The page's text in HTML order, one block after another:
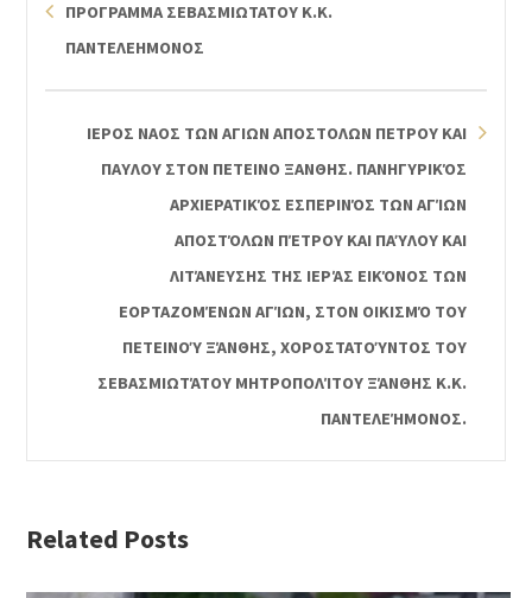
ΠΡΟΓΡΑΜΜΑ ΣΕΒΑΣΜΙΩΤΑΤΟΥ Κ.Κ.
ΠΑΝΤΕΛΕΗΜΟΝΟΣ
ΙΕΡΟΣ ΝΑΟΣ ΤΩΝ ΑΓΙΩΝ ΑΠΟΣΤΟΛΩΝ ΠΕΤΡΟΥ ΚΑΙ
ΠΑΥΛΟΥ ΣΤΟΝ ΠΕΤΕΙΝΟ ΞΑΝΘΗΣ. ΠΑΝΗΓΥΡΙΚΌΣ
ΑΡΧΙΕΡΑΤΙΚΌΣ ΕΣΠΕΡΙΝΌΣ ΤΩΝ ΑΓΊΩΝ
ΑΠΟΣΤΌΛΩΝ ΠΈΤΡΟΥ ΚΑΙ ΠΑΎΛΟΥ ΚΑΙ
ΛΙΤΆΝΕΥΣΗΣ ΤΗΣ ΙΕΡΆΣ ΕΙΚΌΝΟΣ ΤΩΝ
ΕΟΡΤΑΖΟΜΈΝΩΝ ΑΓΊΩΝ, ΣΤΟΝ ΟΙΚΙΣΜΌ ΤΟΥ
ΠΕΤΕΙΝΟΎ ΞΆΝΘΗΣ, ΧΟΡΟΣΤΑΤΟΎΝΤΟΣ ΤΟΥ
ΣΕΒΑΣΜΙΩΤΆΤΟΥ ΜΗΤΡΟΠΟΛΊΤΟΥ ΞΆΝΘΗΣ Κ.Κ.
ΠΑΝΤΕΛΕΉΜΟΝΟΣ.
Related Posts